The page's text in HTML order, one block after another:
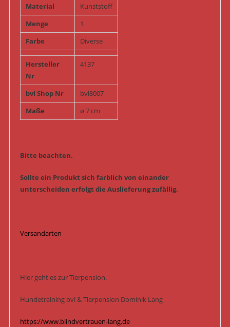
Material
Kunststoff
Menge
1
Farbe
Diverse
Hersteller
Nr
4137
bvl Shop Nr
bvl8007
Maße
ø 7 cm
Bitte beachten.
Sollte ein Produkt sich farblich von einander
unterscheiden erfolgt die Auslieferung zufällig.
Versandarten
Hier geht es zur Tierpension.
Hundetraining bvl & Tierpension Dominik Lang
https://www.blindvertrauen-lang.de